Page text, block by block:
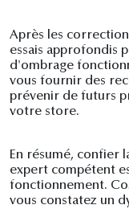
Après les
essais approfondis
d'ombrage
vous fournir des
prévenir de futurs
votre store.
En résumé, confier
expert compétent
fonctionnement.
vous constatez un